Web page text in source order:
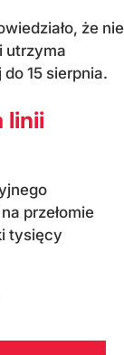
że nie
utrzyma
15 sierpnia.
linii
przełomie
tysięcy